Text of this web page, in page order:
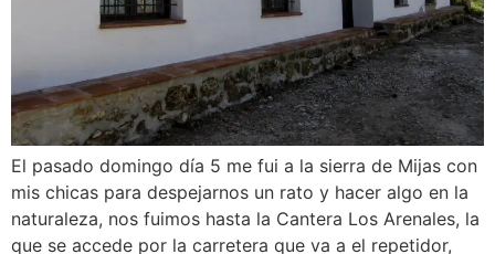
El pasado domingo día 5 me fui a la sierra de Mijas con
mis chicas para despejarnos un rato y hacer algo en la
naturaleza, nos fuimos hasta la Cantera Los Arenales, la
que se accede por la carretera que va a el repetidor,